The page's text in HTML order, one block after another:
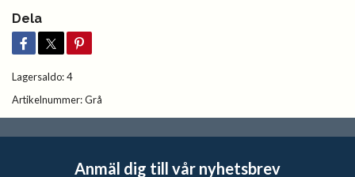
Dela
Lagersaldo:4
Artikelnummer:Grå
Anmäl dig till vår nyhetsbrev